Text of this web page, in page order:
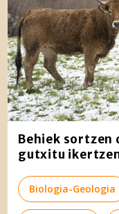
Behiek sortzen
gutxitu
Biologia-Geologia